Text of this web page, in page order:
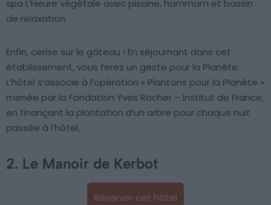
spa L’Heure végétale avec piscine, hammam et bassin
de relaxation.
Enfin, cerise sur le gâteau ! En séjournant dans cet
établissement, vous ferez un geste pour la Planète.
L’hôtel s’associe à l’opération « Plantons pour la Planète »
menée par la Fondation Yves Rocher – Institut de France,
en finançant la plantation d’un arbre pour chaque nuit
passée à l’hôtel.
2. Le Manoir de Kerbot
Réserver cet hôtel